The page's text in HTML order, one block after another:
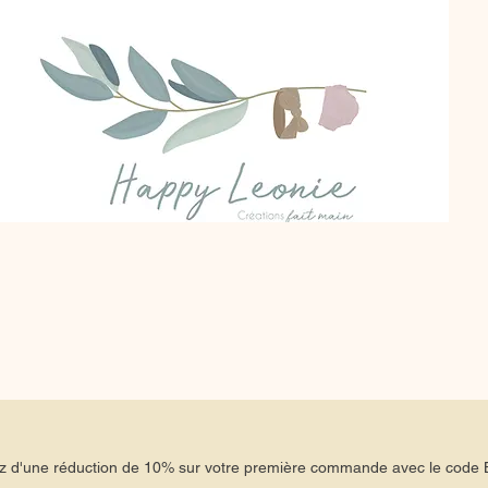
d'une réduction de 10% sur votre première commande avec le code